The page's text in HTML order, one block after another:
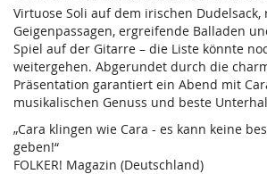
Virtuose Soli auf dem irischen Dudelsack,
Geigenpassagen, ergreifende Balladen
Spiel auf der Gitarre – die Liste könnte
weitergehen. Abgerundet durch die
Präsentation garantiert ein Abend mit
musikalischen Genuss und beste
„Cara klingen wie Cara - es kann keine
geben!“
FOLKER! Magazin (Deutschland)